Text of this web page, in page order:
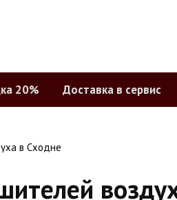
20% Доставка в сервис
в Сходне